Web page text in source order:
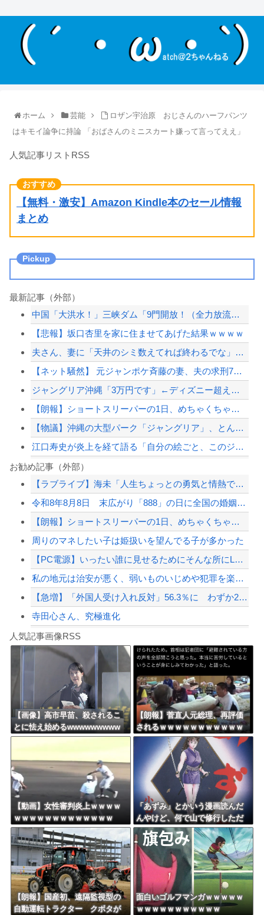
ホーム 芸能
ロザン宇治原 おじさんのハーフパンツ
はキモイ論争に持論 「おばさんのミニスカート嫌って言ってええ」
人気記事リストRSS
【無料・激安】Amazon Kindle本のセール情報
まとめ
最新記事（外部）
中国「大洪水！」三峡ダム「9門開放！（全力放流」中国都市「三峡沿線の道路水没」中...
【悲報】坂口杏里を家に住ませてあげた結果ｗｗｗｗ
夫さん、妻に「天井のシミ数えてれば終わるでな」と押し倒されて性行為 → 凄いこと...
【ネット騒然】 元ジャンポケ斉藤の妻、夫の求刑7年翌日にインスタ更新！その内容が...
ジャングリア沖縄「3万円です」←ディズニー超えの強気価格ｗｗｗ
【朗報】ショートスリーパーの1日、めちゃくちゃ充実してる……これ革命やろｗｗ...
【物議】沖縄の大型パーク「ジャングリア」、とんでもない物を投入してしまう！！！！...
江口寿史が炎上を経て語る「自分の絵ごと、このジャンルはそろそろ終わりかな」
ジャンポケ斎藤と代理人のやりとり、「地獄すぎて完全にコントになってる……」と衝撃...
ジャングリア沖縄「3万円です」←ディズニー超えの強気価格ｗｗｗ
高市総理「物価上昇を上回る賃上げを日本に定着させる」 →国家公務員月給3.51％...
【配信者】「金バエ」のSNS更新が1週間途絶え、様々な憶測が飛び交う。1週間ぶり...
【緊急速報】NYで警官が黒人男性の首を絞め、暴動第二波不可避へ
Powered by livedoor 相互RSS
お勧め記事（外部）
【ラブライブ】海未「人生ちょっとの勇気と情熱でしょう」【IF】
令和8年8月8日 末広がり「888」の日に全国の婚姻窓口が大行列＆芸能人も結婚ラ...
【朗報】ショートスリーパーの1日、めちゃくちゃ充実してる……これ革命やろｗｗ...
周りのマネしたい子は姫扱いを望んでる子が多かった
【PC電源】いったい誰に見せるためにそんな所にLCD付けるのかな
私の地元は治安が悪く、弱いものいじめや犯罪を楽しみながら行うことが陽キャの条件だ...
【急増】「外国人受け入れ反対」56.3％に わずか2年で20.7ポイント増、東大...
寺田心さん、究極進化
【誰？】日本をダメにした総理大臣と言えば？
【動画】これはお見事。中国重慶市で珍しい事故が撮影される。
8/4のニュース
日本旅行キャンセルすべきか…1万年ぶり史上最大級の火山の兆し＝韓国の反応
更新中止のお知らせ
海外「おめでとうタキ！」リヴァプール南野がバースデーゴール！！
Powered by livedoor 相互RSS
人気記事画像RSS
【画像】高市早苗、殺されるこ
とに怯え始めるwwwwwwwww
【朗報】菅直人元総理、再評価
されるｗｗｗｗｗｗｗｗｗｗｗ
ｗｗｗｗｗｗｗ
【動画】女性審判炎上ｗｗｗｗ
ｗｗｗｗｗｗｗｗｗｗｗｗｗ
「あずみ」とかいう漫画読んだ
んやけど、何で山で修行しただ
けの子供達があんなに強いんや
【朗報】国産初、遠隔監視型の
自動運転トラクター クボタが
面白いゴルフマンガｗｗｗｗｗ
ｗｗｗｗｗｗｗｗｗｗｗ